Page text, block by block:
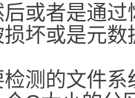
或者是通
坏或是元
测的文件